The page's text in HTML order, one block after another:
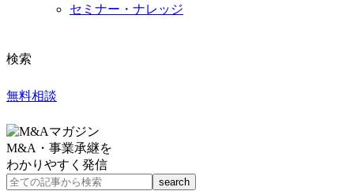
セミナー・ナレッジ
検索
無料相談
M&A・事業承継を
わかりやすく発信